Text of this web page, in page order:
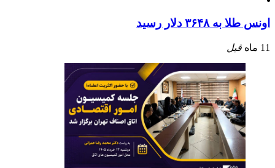
اونس طلا به ۳۶۴۸ دلار رسید
11 ماه قبل